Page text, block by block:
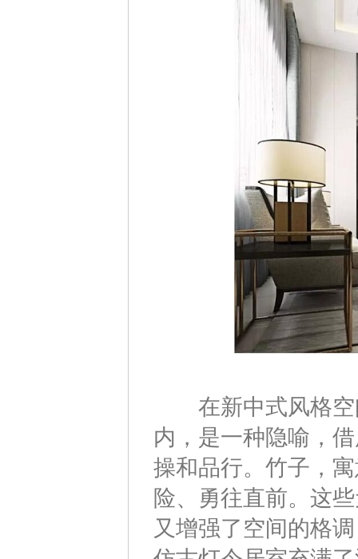
在新中式风格空
内，是一种隐喻，
操和品行。竹子，
险、勇往直前。这
又增强了空间的格